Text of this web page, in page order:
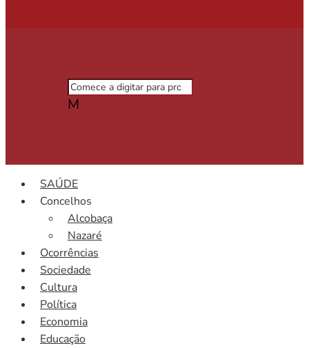
M
SAÚDE
Concelhos
Alcobaça
Nazaré
Ocorrências
Sociedade
Cultura
Política
Economia
Educação